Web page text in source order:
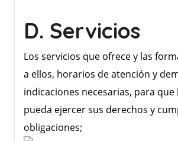
D. Servicios
Los servicios que ofrece y las
a ellos, horarios de atención y
indicaciones necesarias, para que
pueda ejercer sus derechos y
obligaciones;